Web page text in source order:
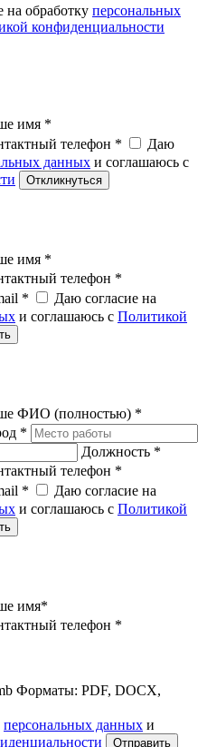
на обработку персональных
конфиденциальности
имя *
телефон *
Даю
данных и соглашаюсь с
имя *
телефон *
*
Даю согласие на
и соглашаюсь с Политикой
ФИО (полностью) *
*
Должность *
телефон *
*
Даю согласие на
и соглашаюсь с Политикой
имя*
телефон *
Форматы: PDF, DOCX,
персональных данных и